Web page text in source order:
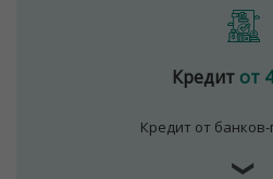
Кредит от
Кредит от
❯